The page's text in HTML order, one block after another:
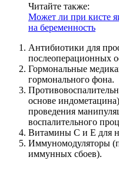
Читайте также:
Может ли при кисте
на беременность
Антибиотики для
послеоперационных
Гормональные
гормонального фона.
основе
проведения
воспалительного
Витамины С и Е для
Иммуномодуляторы
иммунных сбоев).